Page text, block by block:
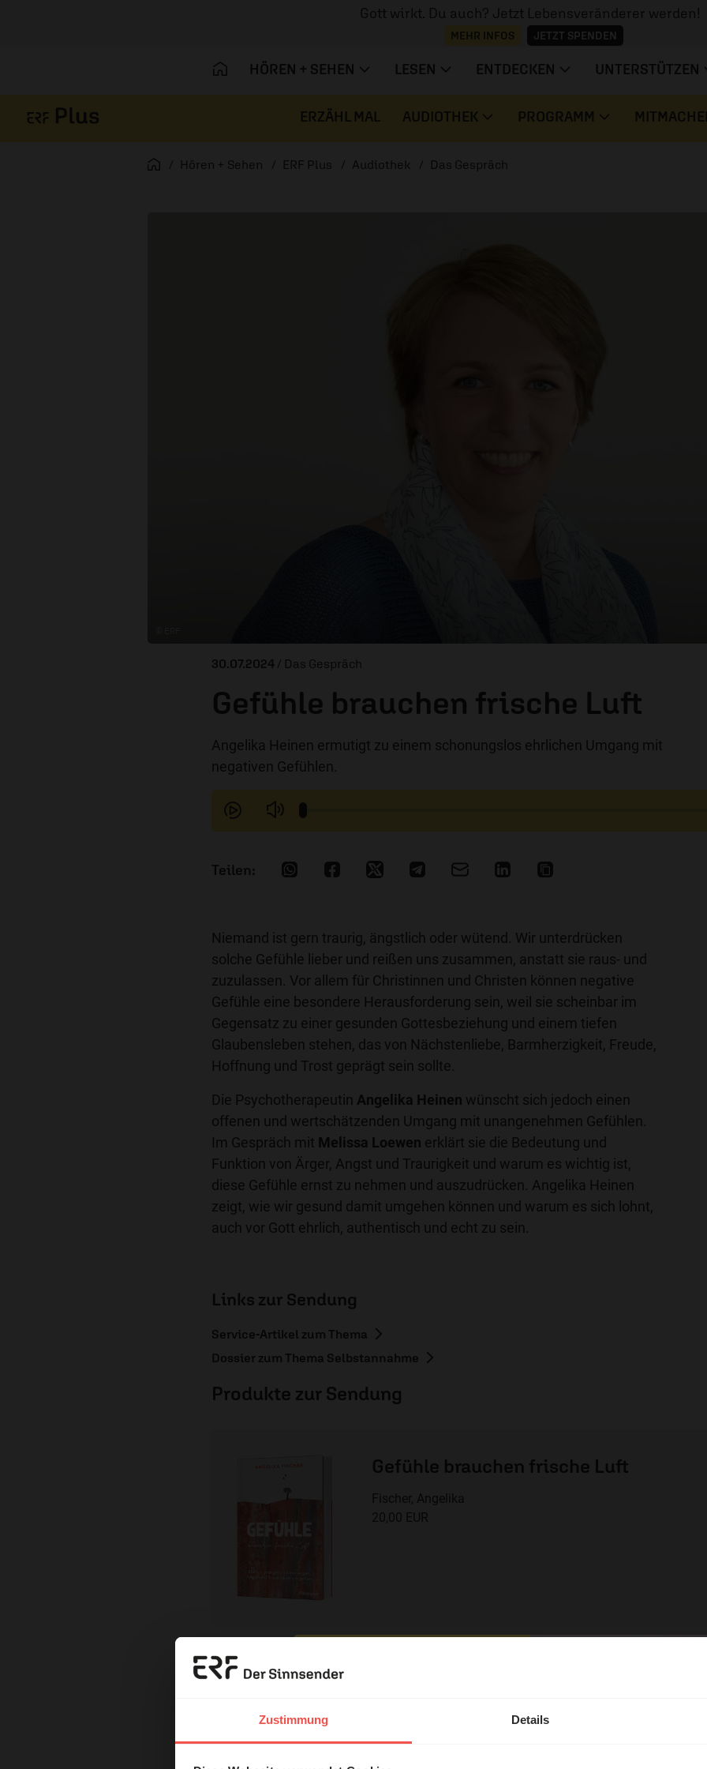
Zustimmung Details
Gott wirkt. Du auch? Jetzt Lebensveränderer werden!
MEHR INFOS JETZT SPENDEN
HÖREN + SEHEN LESEN ENTDECKEN UNTERSTÜTZEN
ERZÄHL MAL AUDIOTHEK PROGRAMM
Startseite
Hören + Sehen ERF Plus Audiothek Das Gespräch
30.07.2024 / Das Gespräch
Gefühle brauchen frische Luft
Angelika Heinen ermutigt zu einem schonungslos ehrlichen Umgang mit
negativen Gefühlen.
Niemand ist gern traurig, ängstlich oder wütend. Wir unterdrücken
solche Gefühle lieber und reißen uns zusammen, anstatt sie raus- und
zuzulassen. Vor allem für Christinnen und Christen können negative
Gefühle eine besondere Herausforderung sein, weil sie scheinbar im
Gegensatz zu einer gesunden Gottesbeziehung und einem tiefen
Glaubensleben stehen, das von Nächstenliebe, Barmherzigkeit, Freude,
Hoffnung und Trost geprägt sein sollte.
Die Psychotherapeutin Angelika Heinen wünscht sich jedoch einen
offenen und wertschätzenden Umgang mit unangenehmen Gefühlen.
Im Gespräch mit Melissa Loewen erklärt sie die Bedeutung und
Funktion von Ärger, Angst und Traurigkeit und warum es wichtig ist,
diese Gefühle ernst zu nehmen und auszudrücken. Angelika Heinen
zeigt, wie wir gesund damit umgehen können und warum es sich lohnt,
auch vor Gott ehrlich, authentisch und echt zu sein.
Links zur Sendung
Service-Artikel zum Thema
Dossier zum Thema Selbstannahme
Produkte zur Sendung
Gefühle brauchen frische Luft
Fischer, Angelika
20,00 EUR
ERF Antenne online lesen
Nutzungsrechte
Erzähl mal!
Das erleben unsere Hörerinnen
und Hörer mit Gott ...